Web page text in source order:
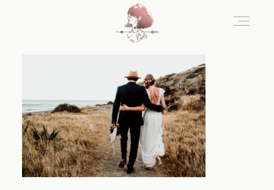
Home
Blog
Sobre Nosotros